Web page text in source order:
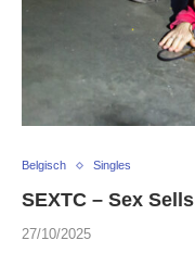
Belgisch Singles
SEXTC – Sex Sells
27/10/2025